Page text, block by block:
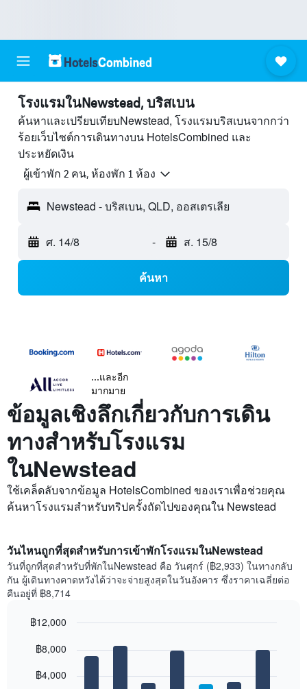
โรงแรมในNewstead, บริสเบน
ค้นหาและเปรียบเทียบNewstead, โรงแรมบริสเบนจากกว่า
ร้อยเว็บไซต์การเดินทางบน HotelsCombined และ
ประหยัดเงิน
ผู้เข้าพัก 2 คน, ห้องพัก 1 ห้อง
Newstead - บริสเบน, QLD, ออสเตรเลีย
ศ. 14/8 - ส. 15/8
ค้นหา
...และอีก
มากมาย
ข้อมูลเชิงลึกเกี่ยวกับการเดิน
ทางสำหรับโรงแรม
ในNewstead
ใช้เคล็ดลับจากข้อมูล HotelsCombined ของเราเพื่อช่วยคุณ
ค้นหาโรงแรมสำหรับทริปครั้งถัดไปของคุณใน Newstead
วันไหนถูกที่สุดสำหรับการเข้าพักโรงแรมในNewstead
วันที่ถูกที่สุดสำหรับที่พักในNewstead คือ วันศุกร์ (฿2,933) ในทางกลับ
กัน ผู้เดินทางคาดหวังได้ว่าจะจ่ายสูงสุดในวันอังคาร ซึ่งราคาเฉลี่ยต่อ
คืนอยู่ที่ ฿8,714
chart
bars.
graphic.
฿4,000
฿8,000
฿12,000